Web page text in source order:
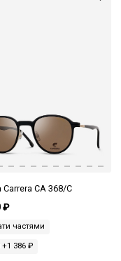
CA 368/C
₽
частями
+1 386 ₽